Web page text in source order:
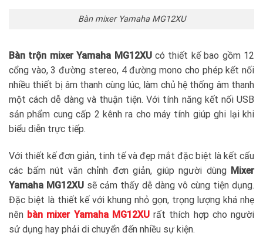
Bàn mixer Yamaha MG12XU
Bàn trộn mixer Yamaha MG12XUcó thiết kế bao gồm 12
cổng vào, 3 đường stereo, 4 đường mono cho phép kết nối
nhiều thiết bị âm thanh cùng lúc, làm chủ hệ thống âm thanh
một cách dễ dàng và thuận tiện. Với tính năng kết nối USB
sản phẩm cung cấp 2 kênh ra cho máy tính giúp ghi lại khi
biểu diễn trực tiếp.
Với thiết kế đơn giản, tinh tế và đẹp mắt đặc biệt là kết cấu
các bấm nút văn chỉnh đơn giản, giúp người dùng Mixer
Yamaha MG12XU sẽ cảm thấy dễ dàng vô cùng tiện dụng.
Đặc biệt là thiết kế với khung nhỏ gọn, trọng lượng khá nhẹ
nên bàn mixer Yamaha MG12XUrất thích hợp cho người
sử dụng hay phải di chuyển đến nhiều sự kiện.